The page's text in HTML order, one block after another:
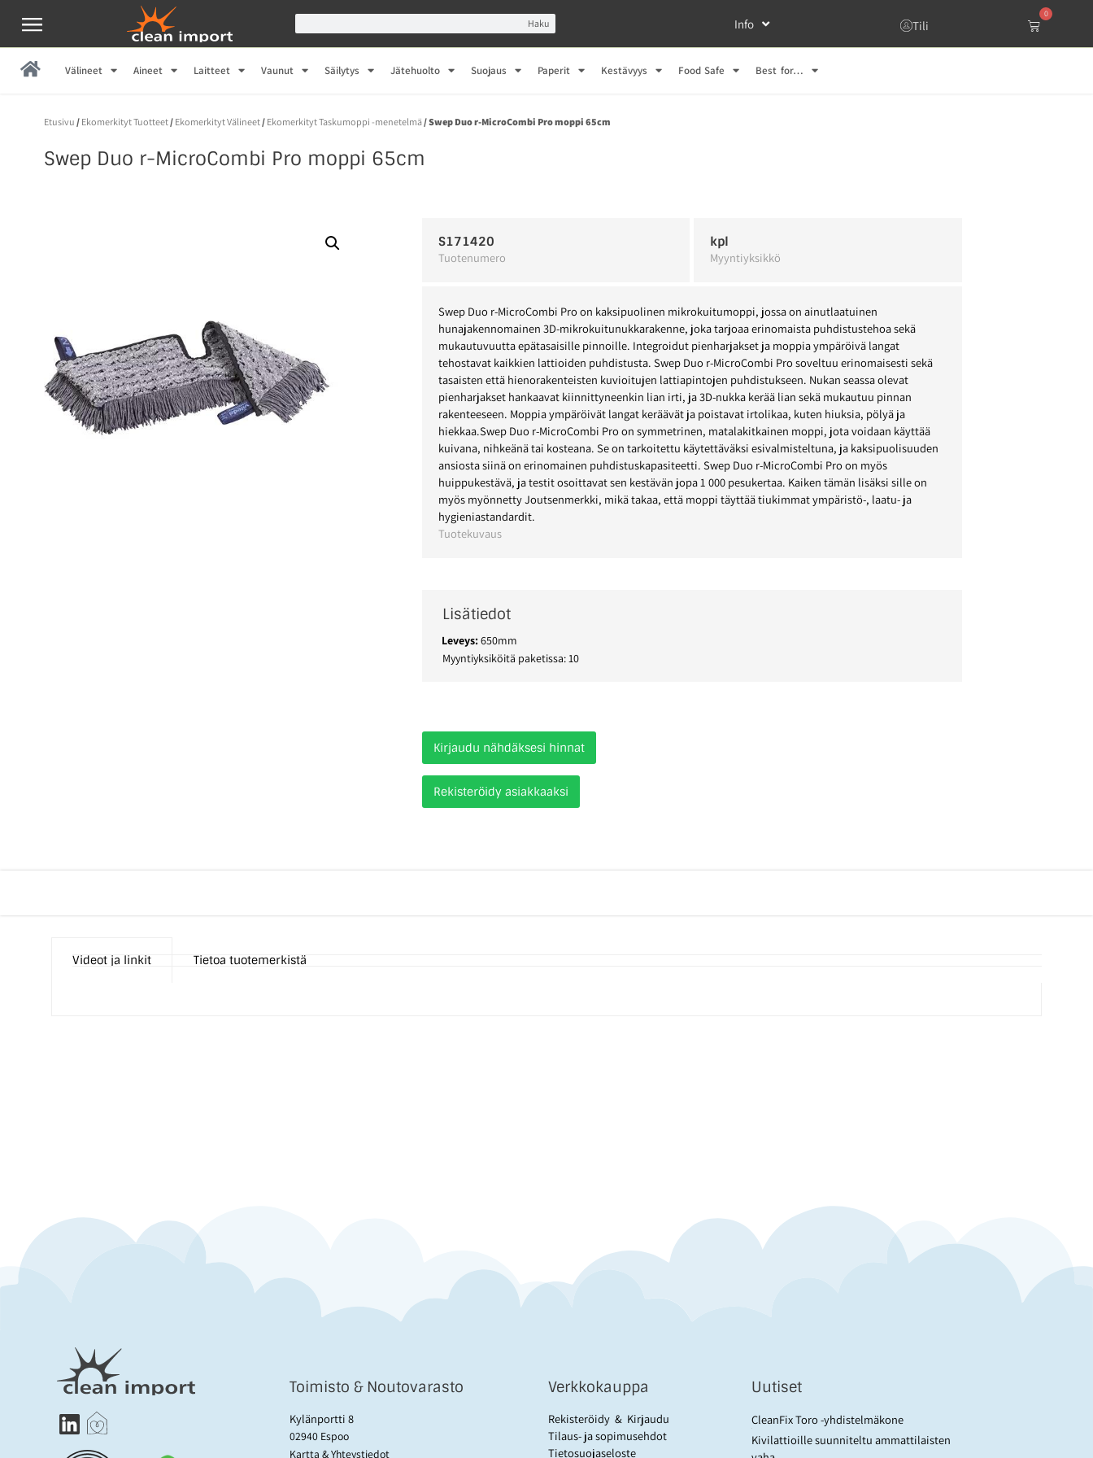
Haku Info Tili
0
Välineet Aineet Laitteet Vaunut Säilytys Jätehuolto Suojaus Paperit Kestävyys Food Safe Best for…
Etusivu / Ekomerkityt Tuotteet/ Ekomerkityt Välineet/ Ekomerkityt Taskumoppi -menetelmä/ Swep Duo r-MicroCombi Pro moppi 65cm
Swep Duo r-MicroCombi Pro moppi 65cm
S171420
Tuotenumero
kpl
Myyntiyksikkö
Swep Duo r-MicroCombi Pro on kaksipuolinen mikrokuitumoppi, jossa on ainutlaatuinen
hunajakennomainen 3D-mikrokuitunukkarakenne, joka tarjoaa erinomaista puhdistustehoa sekä
mukautuvuutta epätasaisille pinnoille. Integroidut pienharjakset ja moppia ympäröivä langat
tehostavat kaikkien lattioiden puhdistusta. Swep Duo r-MicroCombi Pro soveltuu erinomaisesti sekä
tasaisten että hienorakenteisten kuvioitujen lattiapintojen puhdistukseen. Nukan seassa olevat
pienharjakset hankaavat kiinnittyneenkin lian irti, ja 3D-nukka kerää lian sekä mukautuu pinnan
rakenteeseen. Moppia ympäröivät langat keräävät ja poistavat irtolikaa, kuten hiuksia, pölyä ja
hiekkaa.Swep Duo r-MicroCombi Pro on symmetrinen, matalakitkainen moppi, jota voidaan käyttää
kuivana, nihkeänä tai kosteana. Se on tarkoitettu käytettäväksi esivalmisteltuna, ja kaksipuolisuuden
ansiosta siinä on erinomainen puhdistuskapasiteetti. Swep Duo r-MicroCombi Pro on myös
huippukestävä, ja testit osoittavat sen kestävän jopa 1 000 pesukertaa. Kaiken tämän lisäksi sille on
myös myönnetty Joutsenmerkki, mikä takaa, että moppi täyttää tiukimmat ympäristö-, laatu- ja
hygieniastandardit.
Tuotekuvaus
Lisätiedot
Leveys:650mm
Myyntiyksiköitä paketissa: 10
Kirjaudu nähdäksesi hinnat
Rekisteröidy asiakkaaksi
Videot ja linkit Tietoa tuotemerkistä
Toimisto & Noutovarasto
Kylänportti 8
02940 Espoo
Kartta & Yhteystiedot
Verkkokauppa
Rekisteröidy& Kirjaudu
Tilaus- ja sopimusehdot
Tietosuojaseloste
Uutiset
CleanFix Toro -yhdistelmäkone
Kivilattioille suunniteltu ammattilaisten